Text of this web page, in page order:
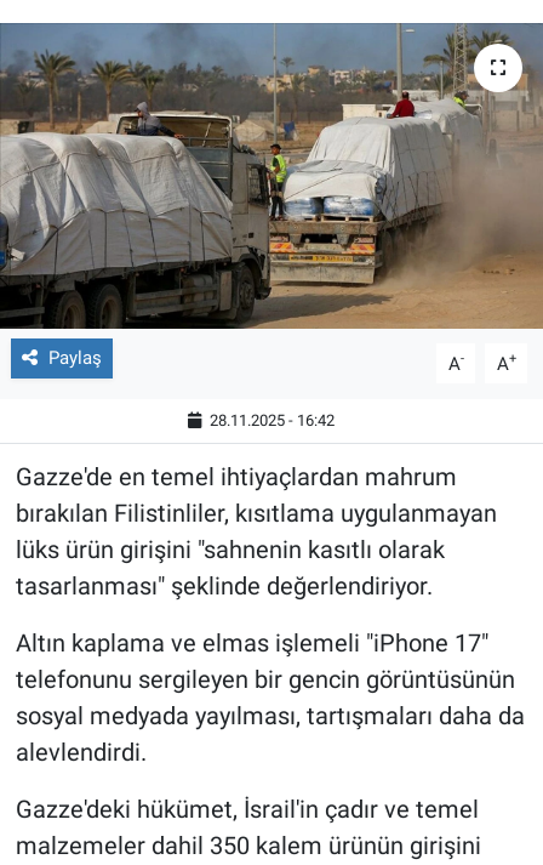
Paylaş A- A+
28.11.2025 - 16:42
Gazze'de en temel ihtiyaçlardan mahrum
bırakılan Filistinliler, kısıtlama uygulanmayan
lüks ürün girişini "sahnenin kasıtlı olarak
tasarlanması" şeklinde değerlendiriyor.
Altın kaplama ve elmas işlemeli "iPhone 17"
telefonunu sergileyen bir gencin görüntüsünün
sosyal medyada yayılması, tartışmaları daha da
alevlendirdi.
Gazze'deki hükümet, İsrail'in çadır ve temel
malzemeler dahil 350 kalem ürünün girişini